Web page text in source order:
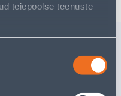
teiepoolse teenuste
KOLLANE